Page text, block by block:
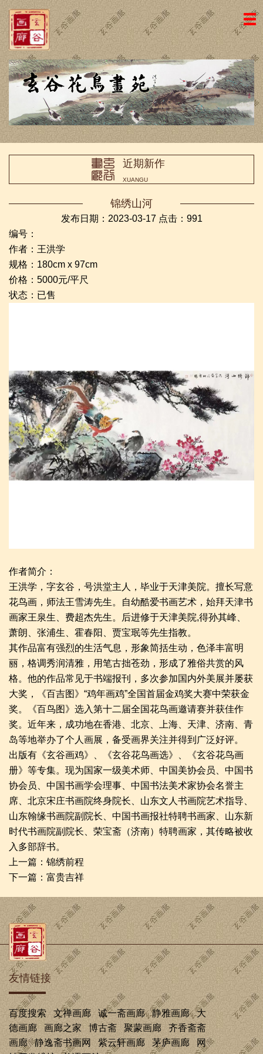
网站主页
画廊简介
名家国画
近期新作
名家书法
访客留言
近期新作
XUANGU
锦绣山河
发布日期：2023-03-17 点击： 991
编号：
作者：王洪学
规格：180cm x 97cm
价格：5000元/平尺
状态：已售
作者简介：
王洪学，字玄谷，号洪堂主人，毕业于天津美院。擅长写意
花鸟画，师法王雪涛先生。自幼酷爱书画艺术，始拜天津书
画家王泉生、费超杰先生。后进修于天津美院,得孙其峰、
萧朗、张浦生、霍春阳、贾宝珉等先生指教。
其作品富有强烈的生活气息，形象简括生动，色泽丰富明
丽，格调秀润清雅，用笔古拙苍劲，形成了雅俗共赏的风
格。他的作品常见于书端报刊，多次参加国内外美展并屡获
大奖，《百吉图》“鸡年画鸡”全国首届金鸡奖大赛中荣获金
奖。《百鸟图》选入第十二届全国花鸟画邀请赛并获佳作
奖。近年来，成功地在香港、北京、上海、天津、济南、青
岛等地举办了个人画展，备受画界关注并得到广泛好评。
出版有《玄谷画鸡》、《玄谷花鸟画选》、《玄谷花鸟画
册》等专集。现为国家一级美术师、中国美协会员、中国书
协会员、中国书画学会理事、中国书法美术家协会名誉主
席、北京宋庄书画院终身院长、山东文人书画院艺术指导、
山东翰缘书画院副院长、中国书画报社特聘书画家、山东新
时代书画院副院长、荣宝斋（济南）特聘画家，其传略被收
入多部辞书。
上一篇： 锦绣前程
下一篇： 富贵吉祥
友情链接
百度搜索 文禅画廊 诚一斋画廊 静雅画廊
大
德画廊
画廊之家 博古斋 聚蒙画廊
齐香斋斋
画廊
静逸斋书画网 紫云轩画廊 茅庐画廊
网